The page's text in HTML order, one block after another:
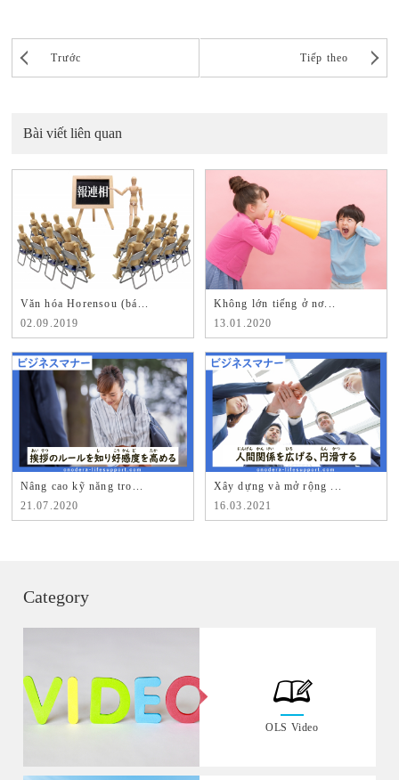
Trước Tiếp theo
Bài viết liên quan
Văn hóa Horensou (bá...
02.09.2019
Không lớn tiếng ở nơ...
13.01.2020
Nâng cao kỹ năng tro...
21.07.2020
Xây dựng và mở rộng ...
16.03.2021
Category
OLS Video